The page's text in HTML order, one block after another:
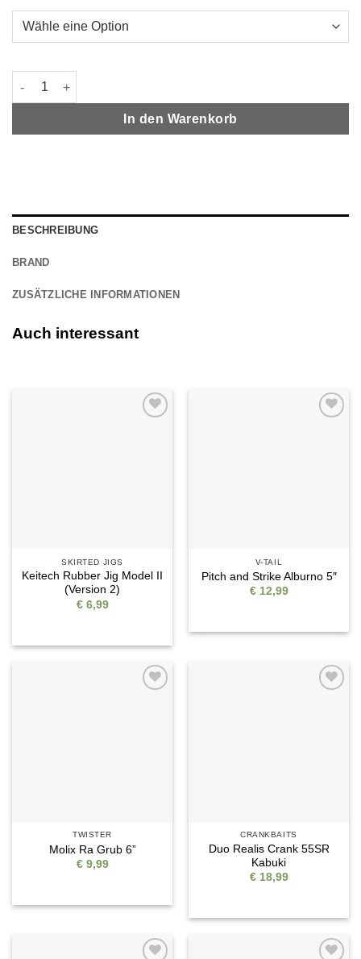
Aquateko Knot 2 Kinky 1x7 Nickel-Titanium 3 m Menge
In den Warenkorb
BESCHREIBUNG
BRAND
ZUSÄTZLICHE INFORMATIONEN
Auch interessant
SKIRTED JIGS
Keitech Rubber Jig Model II
(Version 2)
€6,99
V-TAIL
Pitch and Strike Alburno 5″
€12,99
TWISTER
Molix Ra Grub 6”
€9,99
CRANKBAITS
Duo Realis Crank 55SR
Kabuki
€18,99